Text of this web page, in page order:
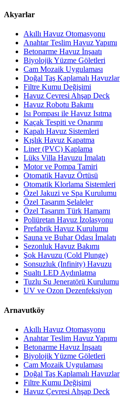
Akyarlar
Akıllı Havuz Otomasyonu
Anahtar Teslim Havuz Yapımı
Betonarme Havuz İnşaatı
Biyolojik Yüzme Göletleri
Cam Mozaik Uygulaması
Doğal Taş Kaplamalı Havuzlar
Filtre Kumu Değişimi
Havuz Çevresi Ahşap Deck
Havuz Robotu Bakımı
Isı Pompası ile Havuz Isıtma
Kaçak Tespiti ve Onarımı
Kapalı Havuz Sistemleri
Kışlık Havuz Kapatma
Liner (PVC) Kaplama
Lüks Villa Havuzu İmalatı
Motor ve Pompa Tamiri
Otomatik Havuz Örtüsü
Otomatik Klorlama Sistemleri
Özel Jakuzi ve Spa Kurulumu
Özel Tasarım Şelaleler
Özel Tasarım Türk Hamamı
Poliüretan Havuz İzolasyonu
Prefabrik Havuz Kurulumu
Sauna ve Buhar Odası İmalatı
Sezonluk Havuz Bakımı
Şok Havuzu (Cold Plunge)
Sonsuzluk (Infinity) Havuzu
Sualtı LED Aydınlatma
Tuzlu Su Jeneratörü Kurulumu
UV ve Ozon Dezenfeksiyon
Arnavutköy
Akıllı Havuz Otomasyonu
Anahtar Teslim Havuz Yapımı
Betonarme Havuz İnşaatı
Biyolojik Yüzme Göletleri
Cam Mozaik Uygulaması
Doğal Taş Kaplamalı Havuzlar
Filtre Kumu Değişimi
Havuz Çevresi Ahşap Deck